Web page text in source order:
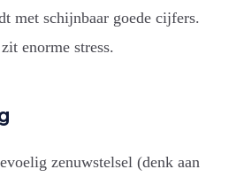
met schijnbaar goede cijfers.
enorme stress.
zenuwstelsel (denk aan